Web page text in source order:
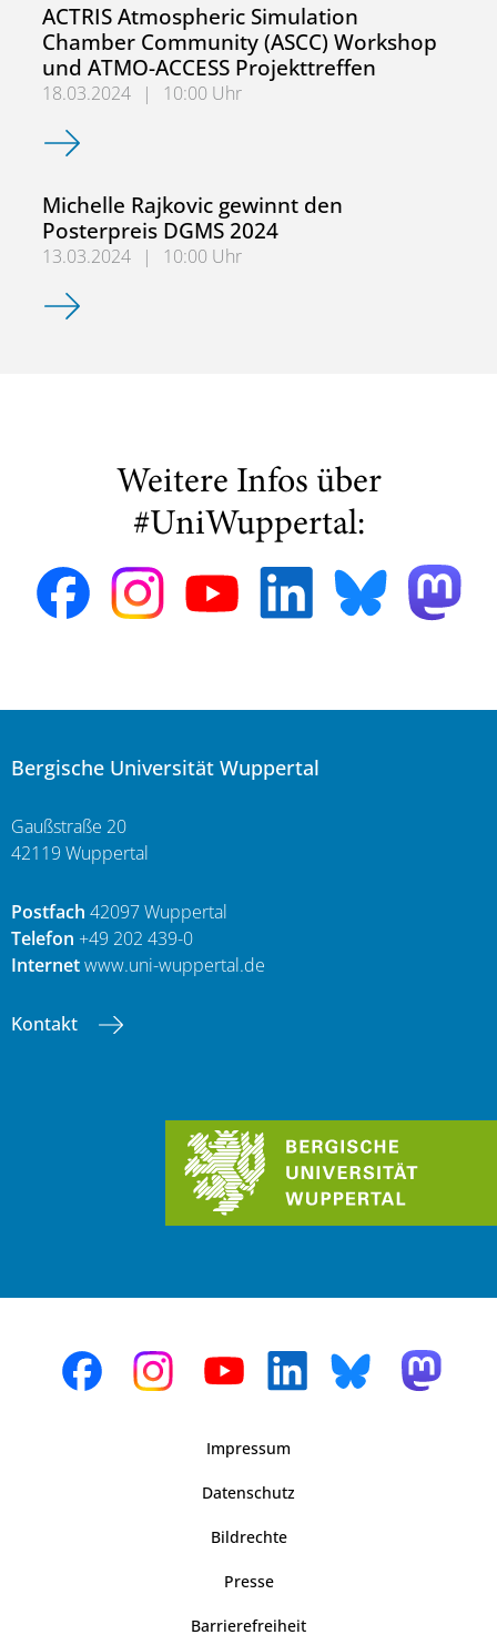
ACTRIS Atmospheric Simulation
Chamber Community (ASCC) Workshop
und ATMO-ACCESS Projekttreffen
18.03.2024 |
10:00 Uhr
ACTRIS Atmospheric Simulation Chamber Community
Michelle Rajkovic gewinnt den
Posterpreis DGMS 2024
13.03.2024 |
10:00 Uhr
Michelle Rajkovic gewinnt den Posterpreis DGMS 2024
Weitere Infos über
#UniWuppertal:
Bergische Universität Wuppertal
Gaußstraße 20
42119 Wuppertal
Postfach 42097 Wuppertal
Telefon +49 202 439-0
Internetwww.uni-wuppertal.de
Kontakt
Impressum
Datenschutz
Bildrechte
Presse
Barrierefreiheit